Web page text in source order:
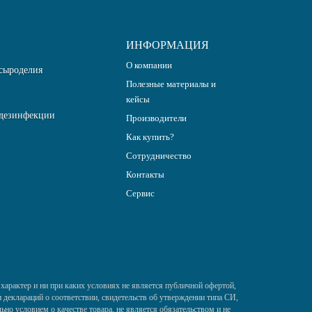
ИНФОРМАЦИЯ
О компании
Полезные материалы и
кейсы
Производители
Как купить?
Сотрудничество
Контакты
Сервис
и ни при каких условиях не является публичной офертой,
о соответствии, свидетельств об утверждении типа СИ,
условием о качестве товара, не является обязательством и не